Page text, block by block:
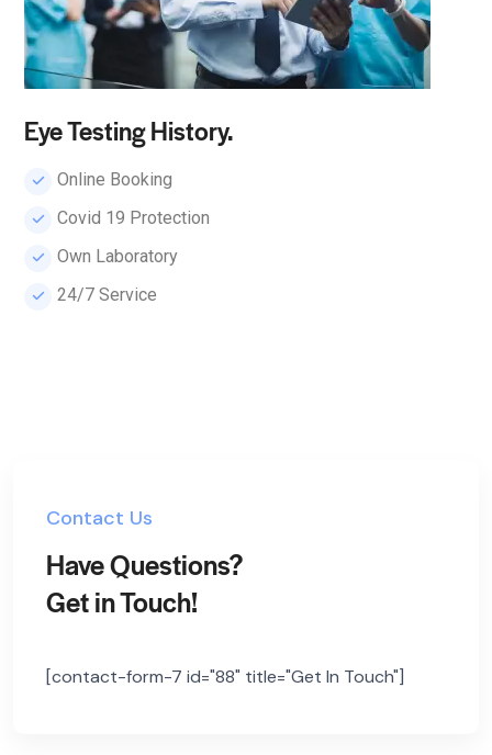
Eye Testing History.
Online Booking
Сovid 19 Protection
Own Laboratory
24/7 Service
Contact Us
Have Questions?
Get in Touch!
[contact-form-7 id="88" title="Get In Touch"]